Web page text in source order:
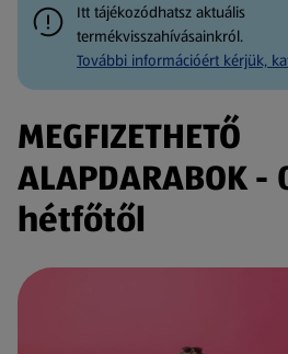
Itt tájékozódhatsz aktuális
termékvisszahívásainkról.
További információért kérjük,
MEGFIZETHETŐ
ALAPDARABOK -
hétfőtől